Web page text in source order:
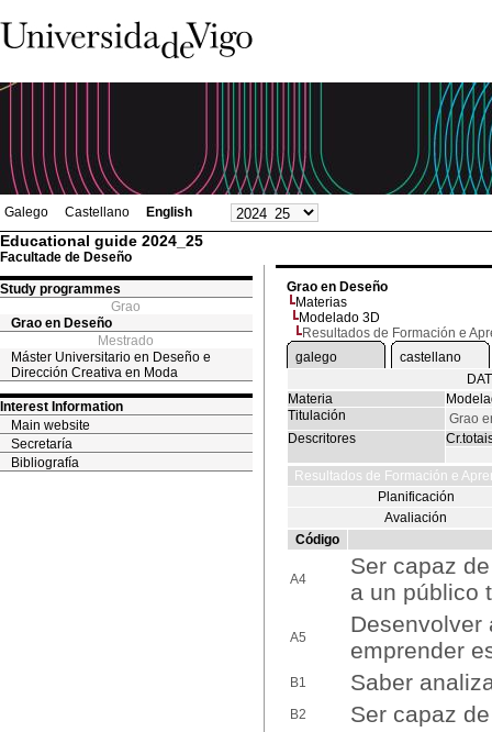
Galego Castellano English
Educational guide 2024_25
Facultade de Deseño
Study programmes
Grao
Grao en Deseño
Mestrado
Máster Universitario en Deseño e
Dirección Creativa en Moda
Interest Information
Main website
Secretaría
Bibliografía
Grao en Deseño
Materias
Modelado 3D
Resultados de Formación e
galego
castellano
Materia
Titulación
Grao
Descritores
Resultados de Formación e
Planificación
Avaliación
Código
A4
Ser capaz
a un público
A5
Desenvolver
emprender
B1 Saber
B2 Ser capaz